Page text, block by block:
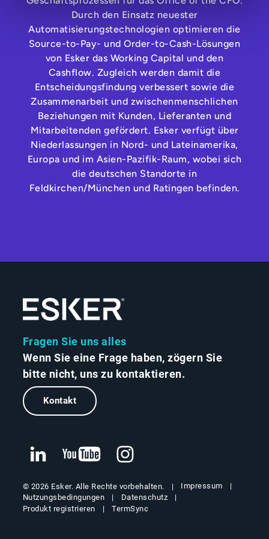
Durch den Einsatz neuester
Automatisierungstechnologien optimieren die
Source-to-Pay- und Order-to-Cash-Lösungen
von Esker das Working Capital und den
Cashflow. Zugleich werden damit die
Entscheidungsfindung verbessert sowie die
Zusammenarbeit und zwischenmenschlichen
Beziehungen mit Kunden, Lieferanten und
Mitarbeitenden gefördert. Esker verfügt über
Niederlassungen in Nord- und Lateinamerika,
Europa und im Asien-Pazifik-Raum, wobei sich
die deutschen Standorte in
Feldkirchen/München und Ratingen befinden.
Fragen Sie uns alles
Wenn Sie eine Frage haben, zögern Sie
bitte nicht, uns zu kontaktieren.
Kontakt
© 2026 Esker. Alle Rechte vorbehalten.
Impressum
Nutzungsbedingungen
Datenschutz
Produkt registrieren
TermSync